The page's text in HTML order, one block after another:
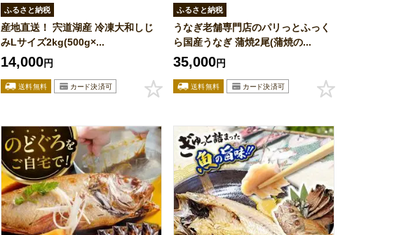
ふるさと納税
産地直送！ 宍道湖産 冷凍大和しじ
みLサイズ2kg(500g×...
14,000円
ふるさと納税
うなぎ老舗専門店のパリっとふっく
ら国産うなぎ 蒲焼2尾(蒲焼の...
35,000円